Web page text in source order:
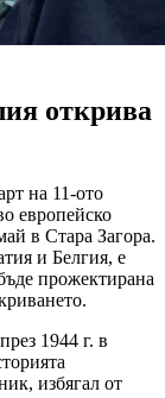
открива
на 11-ото
европейско
в Стара Загора.
и Белгия, е
прожектирана
1944 г. в
избягал от